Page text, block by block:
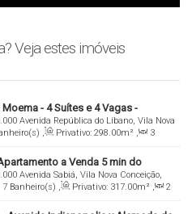
Veja estes imóveis
- 4 Suítes e 4 Vagas -
- Moema - São Paulo
Avenida República do Líbano, Vila Nova
São Paulo, São Paulo, Brasil
, Privativo: 298.00m² ,
3
298.00m² , 4 Vaga(s) ,
Útil:
a Venda 5 min do
Avenida Sabiá, Vila Nova Conceição,
São Paulo, Brasil
7 Banheiro(s) , Privativo: 317.00m² ,
2
317.00m² , 4 Vaga(s) ,
Útil: